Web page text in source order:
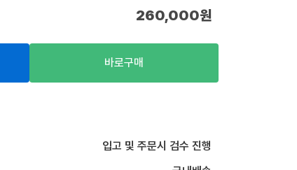
260,000원
바로구매
입고 및 주문시 검수 진행